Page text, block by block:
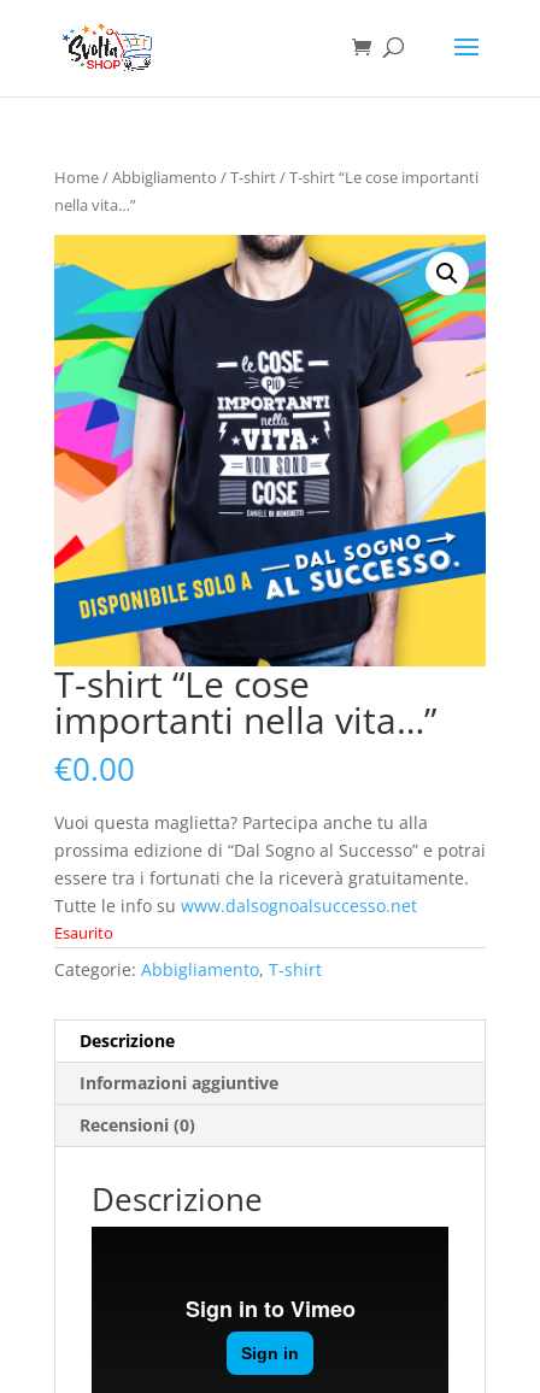
Home/Abbigliamento /T-shirt/ T-shirt “Le cose importanti
nella vita…”
T-shirt “Le cose
importanti nella vita…”
€0.00
Vuoi questa maglietta? Partecipa anche tu alla
prossima edizione di “Dal Sogno al Successo” e potrai
essere tra i fortunati che la riceverà gratuitamente.
Tutte le info su www.dalsognoalsuccesso.net
Esaurito
Categorie: Abbigliamento, T-shirt
Descrizione
Informazioni aggiuntive
Recensioni (0)
Descrizione